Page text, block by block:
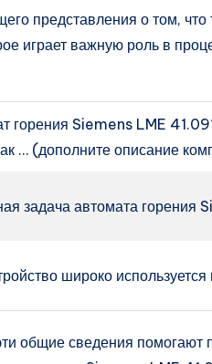
представления о том,
играет важную роль в
горения Siemens LME
… (дополните описание
задача автомата горения
широко
общие сведения помогают